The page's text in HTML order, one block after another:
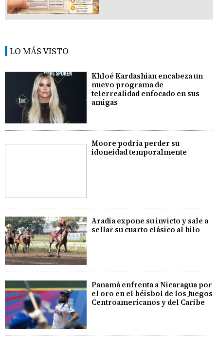
LO MÁS VISTO
Khloé Kardashian encabeza un
nuevo programa de
telerrealidad enfocado en sus
amigas
Moore podría perder su
idoneidad temporalmente
Aradia expone su invicto y sale a
sellar su cuarto clásico al hilo
Panamá enfrenta a Nicaragua por
el oro en el béisbol de los Juegos
Centroamericanos y del Caribe